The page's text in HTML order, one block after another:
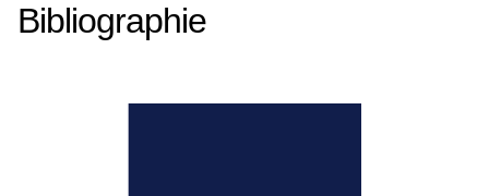
Bibliographie